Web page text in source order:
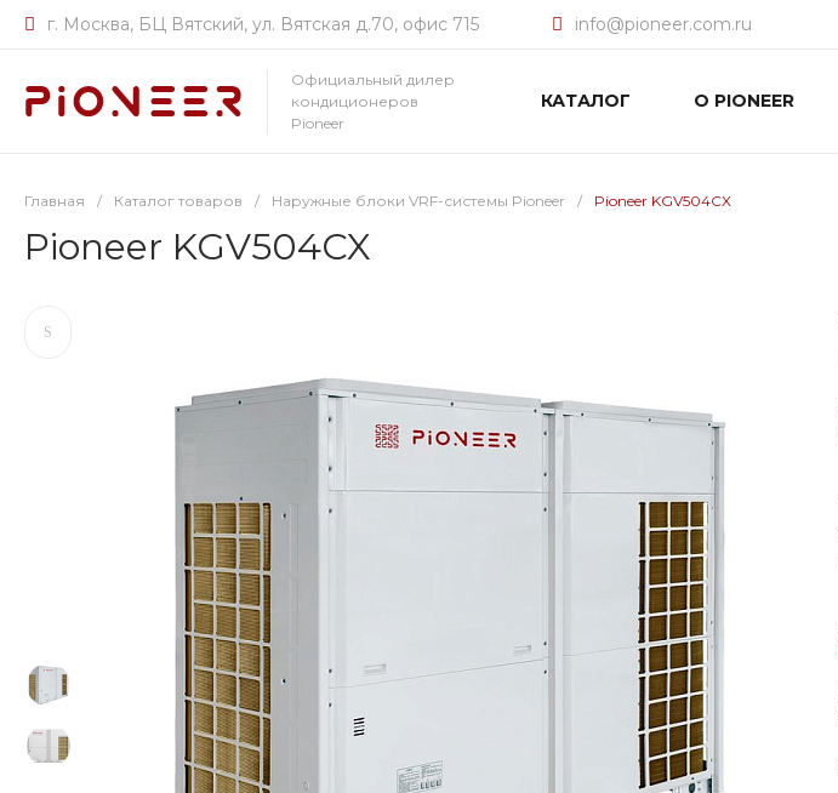
г. Москва, БЦ Вятский, ул. Вятская д.70, офис 715 info@pioneer.com.ru
Официальный дилер
кондиционеров
Pioneer
КАТАЛОГ О PIONEER
Главная / Каталог товаров / Наружные блоки VRF-системы Pioneer / Pioneer KGV504CX
Pioneer KGV504CX